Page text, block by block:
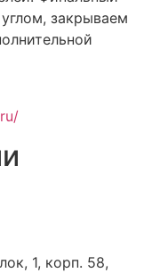
закрываем
1, корп. 58,